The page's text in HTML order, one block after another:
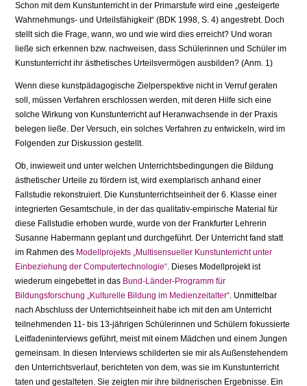
Schon mit dem Kunstunterricht in der Primarstufe wird eine „gesteigerte
Wahrnehmungs- und Urteilsfähigkeit“ (BDK 1998, S. 4) angestrebt. Doch
stellt sich die Frage, wann, wo und wie wird dies erreicht? Und woran
ließe sich erkennen bzw. nachweisen, dass Schülerinnen und Schüler im
Kunstunterricht ihr ästhetisches Urteilsvermögen ausbilden? (Anm. 1)
Wenn diese kunstpädagogische Zielperspektive nicht in Verruf geraten
soll, müssen Verfahren erschlossen werden, mit deren Hilfe sich eine
solche Wirkung von Kunstunterricht auf Heranwachsende in der Praxis
belegen ließe. Der Versuch, ein solches Verfahren zu entwickeln, wird im
Folgenden zur Diskussion gestellt.
Ob, inwieweit und unter welchen Unterrichtsbedingungen die Bildung
ästhetischer Urteile zu fördern ist, wird exemplarisch anhand einer
Fallstudie rekonstruiert. Die Kunstunterrichtseinheit der 6. Klasse einer
integrierten Gesamtschule, in der das qualitativ-empirische Material für
diese Fallstudie erhoben wurde, wurde von der Frankfurter Lehrerin
Susanne Habermann geplant und durchgeführt. Der Unterricht fand statt
im Rahmen des Modellprojekts „Multisensueller Kunstunterricht unter
Einbeziehung der Computertechnologie“. Dieses Modellprojekt ist
wiederum eingebettet in das Bund-Länder-Programm für
Bildungsforschung „Kulturelle Bildung im Medienzeitalter“. Unmittelbar
nach Abschluss der Unterrichtseinheit habe ich mit den am Unterricht
teilnehmenden 11- bis 13-jährigen Schülerinnen und Schülern fokussierte
Leitfadeninterviews geführt, meist mit einem Mädchen und einem Jungen
gemeinsam. In diesen Interviews schilderten sie mir als Außenstehendem
den Unterrichtsverlauf, berichteten von dem, was sie im Kunstunterricht
taten und gestalteten. Sie zeigten mir ihre bildnerischen Ergebnisse. Ein